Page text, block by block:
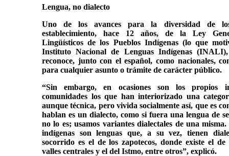
Lengua, no dialecto
Uno de los avances para la diversidad de
establecimiento, hace 12 años, de la Ley
Lingüísticos de los Pueblos Indígenas (lo que
Instituto Nacional de Lenguas Indígenas
reconoce, junto con el español, como nacionales,
para cualquier asunto o trámite de carácter público.
“Sin embargo, en ocasiones son los propios
comunidades los que han interiorizado una
aunque técnica, pero vivida socialmente así, que es
hablan es un dialecto, como si fuera una lengua de
no lo es; usamos variantes dialectales de una
indígenas son lenguas que, a su vez, tienen
socorrido es el de los zapotecos, donde existe el
valles centrales y el del Istmo, entre otros”, explicó.